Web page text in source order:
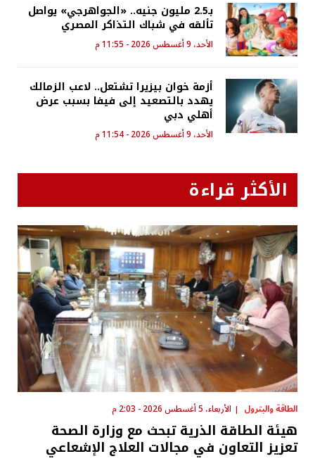
بـ2.5 مليون جنيه.. «الجواهرجي» يواصل
تألقه في شباك التذاكر المصري
الأحد، 9 أغسطس 2026 - 11:55 م
أزمة خوان بيزيرا تشتعل.. لاعب الزمالك
يهدد بالتصعيد إلى فيفا بسبب عرض
أهلي دبي
الأحد، 9 أغسطس 2026 - 11:54 م
الأكثر قراءة
الطاقة والبترول الأربعاء، 5 أغسطس 2026 - 2:03 م
هيئة الطاقة الذرية تبحث مع وزارة الصحة
تعزيز التعاون في مجالات العلاج الإشعاعي